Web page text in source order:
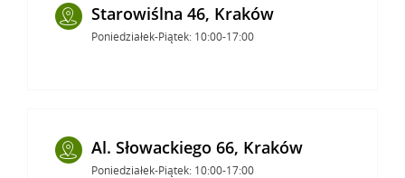
Starowiślna 46, Kraków
Poniedziałek-Piątek: 10:00-17:00
Al. Słowackiego 66, Kraków
Poniedziałek-Piątek: 10:00-17:00